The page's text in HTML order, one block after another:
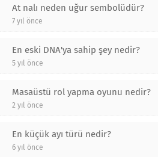
At nalı neden uğur sembolüdür?
7 yıl önce
En eski DNA'ya sahip şey nedir?
5 yıl önce
Masaüstü rol yapma oyunu nedir?
2 yıl önce
En küçük ayı türü nedir?
6 yıl önce